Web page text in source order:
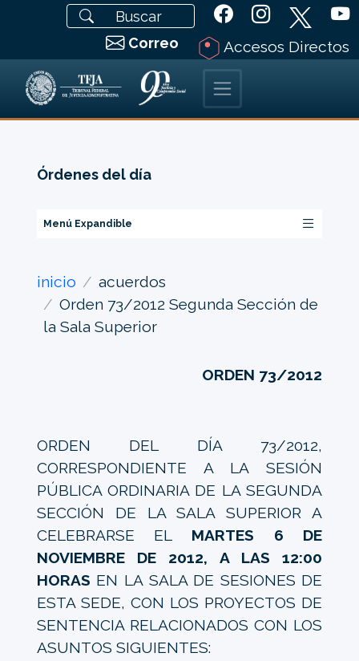
Correo Accesos Directos
Órdenes del día
Menú Expandible
inicio
acuerdos
Orden 73/2012 Segunda Sección de
la Sala Superior
ORDEN 73/2012
ORDEN DEL DÍA 73/2012,
CORRESPONDIENTE A LA SESIÓN
PÚBLICA ORDINARIA DE LA SEGUNDA
SECCIÓN DE LA SALA SUPERIOR A
CELEBRARSE EL MARTES 6 DE
NOVIEMBRE DE 2012, A LAS 12:00
HORAS EN LA SALA DE SESIONES DE
ESTA SEDE, CON LOS PROYECTOS DE
SENTENCIA RELACIONADOS CON LOS
ASUNTOS SIGUIENTES: